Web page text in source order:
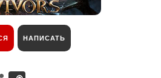
НАПИСАТЬ